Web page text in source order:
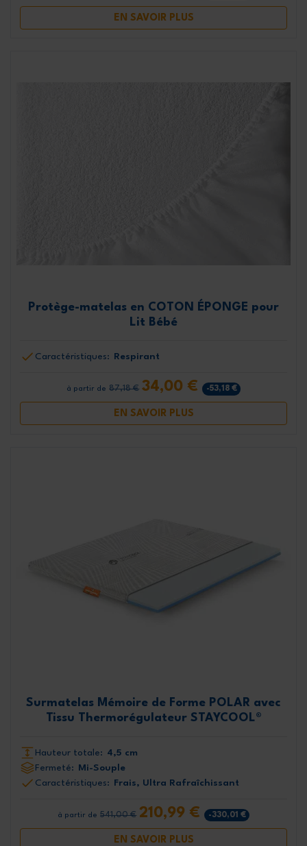
EN SAVOIR PLUS
Protège-matelas en COTON ÉPONGE pour
Lit Bébé
Caractéristiques: Respirant
à partir de 87,18 € 34,00 € -53,18 €
EN SAVOIR PLUS
Surmatelas Mémoire de Forme POLAR avec
Tissu Thermorégulateur STAYCOOL®
Hauteur totale: 4,5 cm
Fermeté:
Mi-Souple
Caractéristiques:
Frais, Ultra Rafraîchissant
à partir de 541,00 € 210,99 € -330,01 €
EN SAVOIR PLUS